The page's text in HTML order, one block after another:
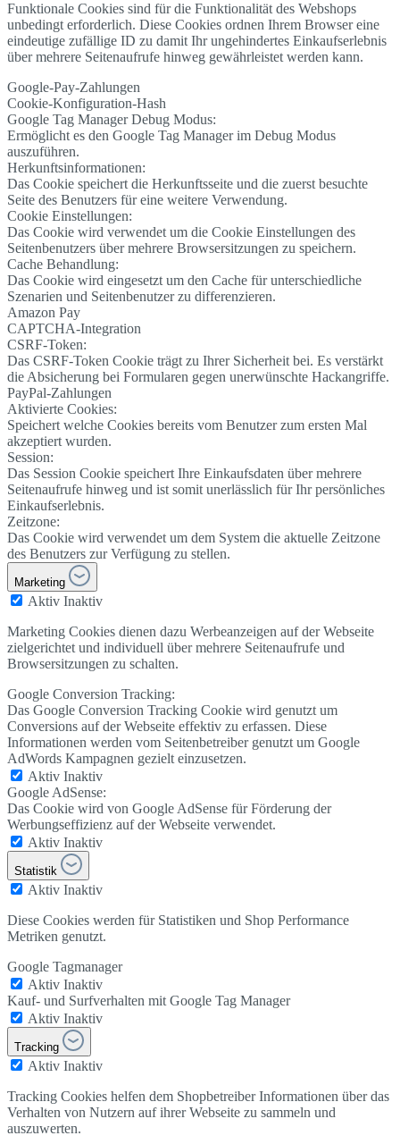
Funktionale Cookies sind für die Funktionalität des Webshops
unbedingt erforderlich. Diese Cookies ordnen Ihrem Browser eine
eindeutige zufällige ID zu damit Ihr ungehindertes Einkaufserlebnis
über mehrere Seitenaufrufe hinweg gewährleistet werden kann.
Google-Pay-Zahlungen
Cookie-Konfiguration-Hash
Google Tag Manager Debug Modus:
Ermöglicht es den Google Tag Manager im Debug Modus
auszuführen.
Herkunftsinformationen:
Das Cookie speichert die Herkunftsseite und die zuerst besuchte
Seite des Benutzers für eine weitere Verwendung.
Cookie Einstellungen:
Das Cookie wird verwendet um die Cookie Einstellungen des
Seitenbenutzers über mehrere Browsersitzungen zu speichern.
Cache Behandlung:
Das Cookie wird eingesetzt um den Cache für unterschiedliche
Szenarien und Seitenbenutzer zu differenzieren.
Amazon Pay
CAPTCHA-Integration
CSRF-Token:
Das CSRF-Token Cookie trägt zu Ihrer Sicherheit bei. Es verstärkt
die Absicherung bei Formularen gegen unerwünschte Hackangriffe.
PayPal-Zahlungen
Aktivierte Cookies:
Speichert welche Cookies bereits vom Benutzer zum ersten Mal
akzeptiert wurden.
Session:
Das Session Cookie speichert Ihre Einkaufsdaten über mehrere
Seitenaufrufe hinweg und ist somit unerlässlich für Ihr persönliches
Einkaufserlebnis.
Zeitzone:
Das Cookie wird verwendet um dem System die aktuelle Zeitzone
des Benutzers zur Verfügung zu stellen.
Marketing
Aktiv Inaktiv
Marketing Cookies dienen dazu Werbeanzeigen auf der Webseite
zielgerichtet und individuell über mehrere Seitenaufrufe und
Browsersitzungen zu schalten.
Google Conversion Tracking:
Das Google Conversion Tracking Cookie wird genutzt um
Conversions auf der Webseite effektiv zu erfassen. Diese
Informationen werden vom Seitenbetreiber genutzt um Google
AdWords Kampagnen gezielt einzusetzen.
Aktiv Inaktiv
Google AdSense:
Das Cookie wird von Google AdSense für Förderung der
Werbungseffizienz auf der Webseite verwendet.
Aktiv Inaktiv
Statistik
Aktiv Inaktiv
Diese Cookies werden für Statistiken und Shop Performance
Metriken genutzt.
Google Tagmanager
Aktiv Inaktiv
Kauf- und Surfverhalten mit Google Tag Manager
Aktiv Inaktiv
Tracking
Aktiv Inaktiv
Tracking Cookies helfen dem Shopbetreiber Informationen über das
Verhalten von Nutzern auf ihrer Webseite zu sammeln und
auszuwerten.